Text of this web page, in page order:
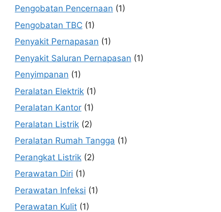
Pengobatan Pencernaan (1)
Pengobatan TBC (1)
Penyakit Pernapasan (1)
Penyakit Saluran Pernapasan (1)
Penyimpanan (1)
Peralatan Elektrik (1)
Peralatan Kantor (1)
Peralatan Listrik (2)
Peralatan Rumah Tangga (1)
Perangkat Listrik (2)
Perawatan Diri (1)
Perawatan Infeksi (1)
Perawatan Kulit (1)